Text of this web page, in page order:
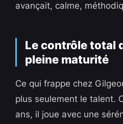
avançait, calme,
Le contrôle total
pleine maturité
Ce qui frappe chez
plus seulement le talent.
ans, il joue avec une